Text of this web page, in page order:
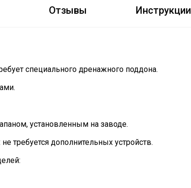
Отзывы Инструкции
специального дренажного поддона.
установленным на заводе.
требуется дополнительных устройств.